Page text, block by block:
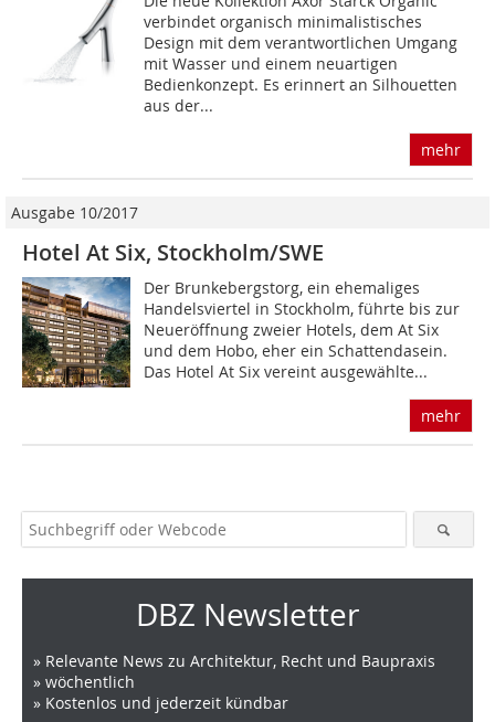
verbindet organisch minimalistisches
Design mit dem verantwortlichen Umgang
mit Wasser und einem neuartigen
Bedienkonzept. Es erinnert an Silhouetten
aus der...
mehr
Ausgabe 10/2017
Hotel At Six, Stockholm/SWE
Der Brunkebergstorg, ein ehemaliges
Handelsviertel in Stockholm, führte bis zur
Neueröffnung zweier Hotels, dem At Six
und dem Hobo, eher ein Schattendasein.
Das Hotel At Six vereint ausgewählte...
mehr
DBZ Newsletter
» Relevante News zu Architektur, Recht und Baupraxis
» wöchentlich
» Kostenlos und jederzeit kündbar